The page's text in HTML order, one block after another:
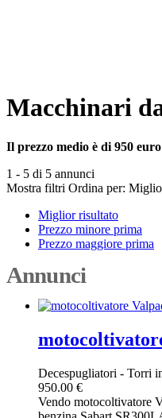
Macchinari
Il prezzo medio è di 950 euro
1 - 5 di 5 annunci
Mostra filtri Ordina per:
Miglior risultato
Prezzo minore prima
Prezzo maggiore prima
Annunci
Decespugliatori - Torri
950.00 €
Vendo motocoltivatore